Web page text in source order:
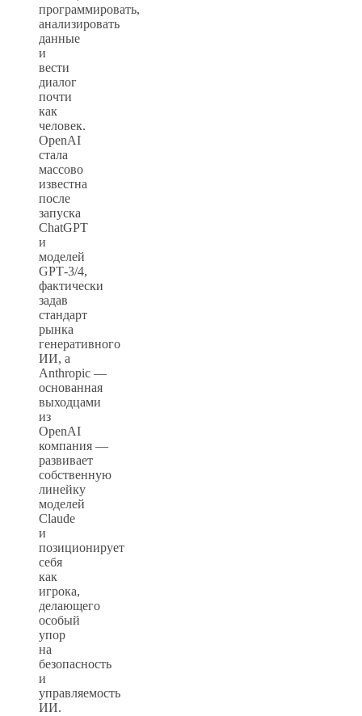
программировать,
анализировать
данные
и
вести
диалог
почти
как
человек.
OpenAI
стала
массово
известна
после
запуска
ChatGPT
и
моделей
GPT‑3/4,
фактически
задав
стандарт
рынка
генеративного
ИИ, а
Anthropic —
основанная
выходцами
из
OpenAI
компания —
развивает
собственную
линейку
моделей
Claude
и
позиционирует
себя
как
игрока,
делающего
особый
упор
на
безопасность
и
управляемость
ИИ.